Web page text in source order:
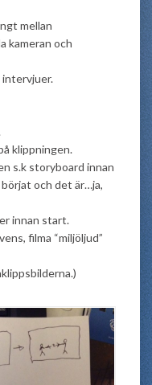
mellan
kameran och
intervjuer.
klippningen.
s.k storyboard innan
och det är…ja,
innan start.
filma “miljöljud”